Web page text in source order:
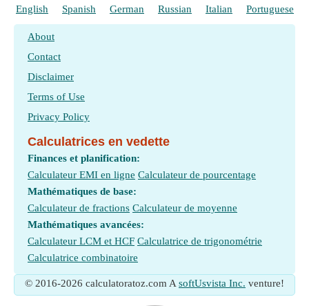
English Spanish German Russian Italian Portuguese
About
Contact
Disclaimer
Terms of Use
Privacy Policy
Calculatrices en vedette
Finances et planification:
Calculateur EMI en ligne Calculateur de pourcentage
Mathématiques de base:
Calculateur de fractions Calculateur de moyenne
Mathématiques avancées:
Calculateur LCM et HCF Calculatrice de trigonométrie
Calculatrice combinatoire
© 2016-2026 calculatoratoz.com A softUsvista Inc. venture!